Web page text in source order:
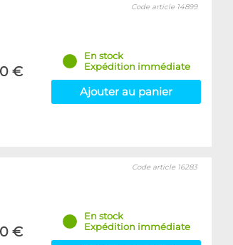
€
Code article 14899
En stock
Expédition immédiate
Ajouter au panier
€
Code article 16283
En stock
Expédition immédiate